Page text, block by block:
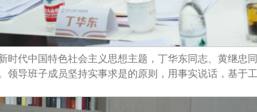
时代中国特色社会主义思想主题，丁华东同志、黄继忠
领导班子成员坚持实事求是的原则，用事实说话，基于